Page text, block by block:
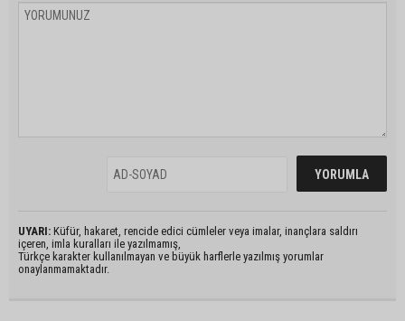
UYARI: Küfür, hakaret, rencide edici cümleler veya imalar, inançlara saldırı
içeren, imla kuralları ile yazılmamış,
Türkçe karakter kullanılmayan ve büyük harflerle yazılmış yorumlar
onaylanmamaktadır.